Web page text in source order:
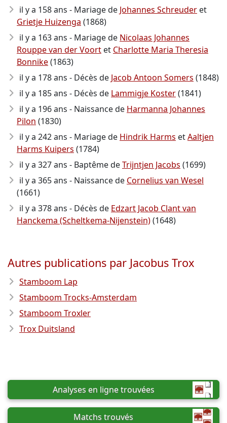
il y a 158 ans - Mariage de Johannes Schreuder et
Grietje Huizenga (1868)
il y a 163 ans - Mariage de Nicolaas Johannes
Rouppe van der Voort et Charlotte Maria Theresia
Bonnike(1863)
il y a 178 ans - Décès de Jacob Antoon Somers (1848)
il y a 185 ans - Décès de Lammigje Koster(1841)
il y a 196 ans - Naissance de Harmanna Johannes
Pilon (1830)
il y a 242 ans - Mariage de Hindrik Harms etAaltjen
Harms Kuipers (1784)
il y a 327 ans - Baptême deTrijntjen Jacobs (1699)
il y a 365 ans - Naissance de Cornelius van Wesel
(1661)
il y a 378 ans - Décès de Edzart Jacob Clant van
Hanckema (Scheltkema-Nijenstein)(1648)
Autres publications par Jacobus Trox
Stamboom Lap
Stamboom Trocks-Amsterdam
Stamboom Troxler
Trox Duitsland
Analyses en ligne trouvées
Matchs trouvés